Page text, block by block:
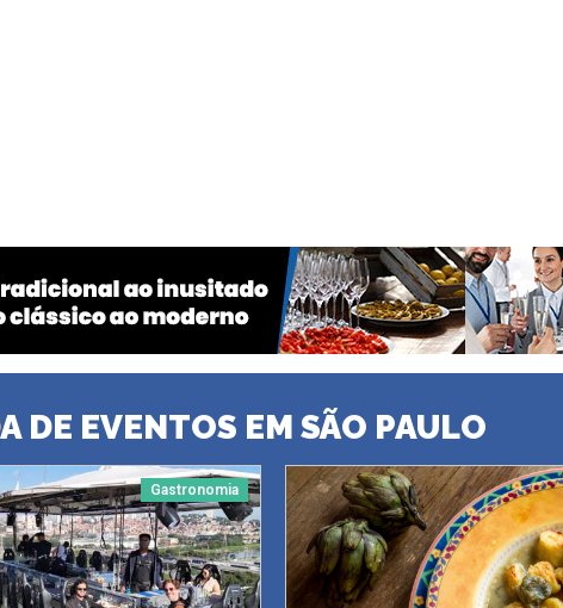
DE EVENTOS EM SÃO PAULO
Gastronomia